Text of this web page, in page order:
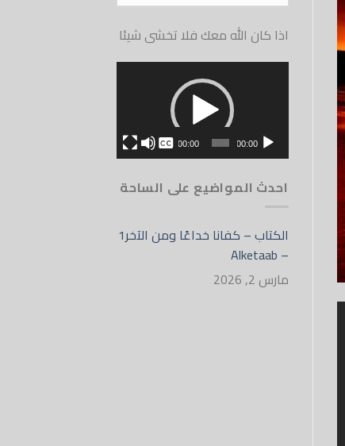
اذا كان الله معك فلا تخشى شيئا
00:00
00:00
بدون
English
احدث المواضيع على الساحة
الكتاب – كفانا خداعًا ومن الآخر1
– Alketaab
مارس 2, 2026